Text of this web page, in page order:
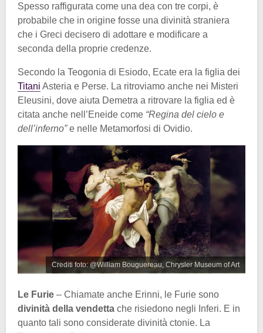
Spesso raffigurata come una dea con tre corpi, è
probabile che in origine fosse una divinità straniera
che i Greci decisero di adottare e modificare a
seconda della proprie credenze.
Secondo la Teogonia di Esiodo, Ecate era la figlia dei
Titani Asteria e Perse. La ritroviamo anche nei Misteri
Eleusini, dove aiuta Demetra a ritrovare la figlia ed è
citata anche nell’Eneide come “Regina del cielo e
dell’inferno”e nelle Metamorfosi di Ovidio.
Crediti foto: @William Bouguereau, Chrysler Museum of Art
Le Furie – Chiamate anche Erinni, le Furie sono
divinità della vendetta che risiedono negli Inferi. E in
quanto tali sono considerate divinità ctonie. La